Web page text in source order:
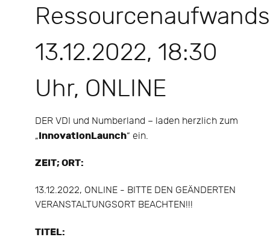
13.12.2022, 18:30
Uhr, ONLINE
DER VDI und Numberland – laden herzlich zum
„InnovationLaunch“ ein.
ZEIT; ORT:
13.12.2022, ONLINE - BITTE DEN GEÄNDERTEN
VERANSTALTUNGSORT BEACHTEN!!!
TITEL: